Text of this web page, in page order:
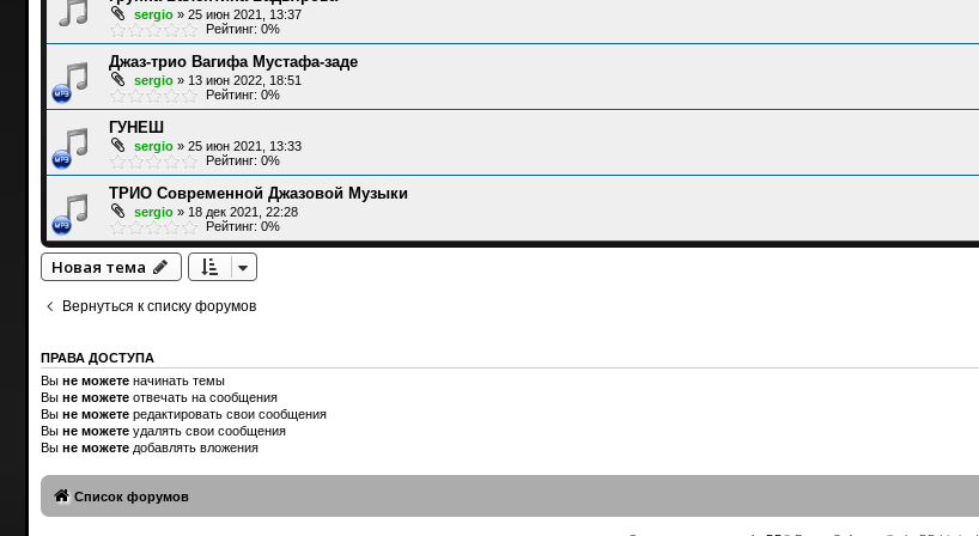
sergio» 25 июн 2021, 13:37
Рейтинг: 0%
Джаз-трио Вагифа Мустафа-заде
sergio» 13 июн 2022, 18:51
Рейтинг: 0%
ГУНЕШ
sergio» 25 июн 2021, 13:33
Рейтинг: 0%
ТРИО Современной Джазовой Музыки
sergio» 18 дек 2021, 22:28
Рейтинг: 0%
Новая тема
Вернуться к списку форумов
ПРАВА ДОСТУПА
Вы не можетеначинать темы
Вы не можетеотвечать на сообщения
Вы не можетередактировать свои сообщения
Вы не можетеудалять свои сообщения
Вы не можетедобавлять вложения
Список форумов